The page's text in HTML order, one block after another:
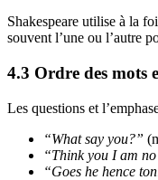
Shakespeare utilise à la
souvent l’une ou l’autre
4.3 Ordre des mots
Les questions et
“What say you?”
“Think you I am
“Goes he hence